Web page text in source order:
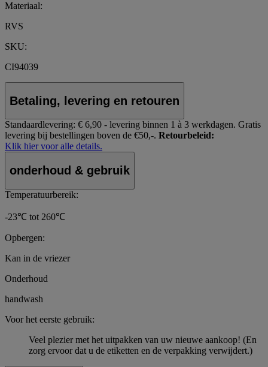
Materiaal:
RVS
SKU:
CI94039
Betaling, levering en retouren
Standaardlevering: € 6,90 - levering binnen 1 à 3 werkdagen. Gratis
levering bij bestellingen boven de €50,-. Retourbeleid:
Klik hier voor alle details.
onderhoud & gebruik
Temperatuurbereik:
-23℃ tot 260℃
Opbergen:
Kan in de vriezer
Onderhoud
handwash
Voor het eerste gebruik:
Veel plezier met het uitpakken van uw nieuwe aankoop! (En
zorg ervoor dat u de etiketten en de verpakking verwijdert.)